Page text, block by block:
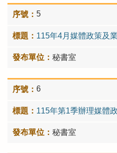
5
115年4月媒體政策及
秘書室
6
115年第1季辦理媒體
秘書室